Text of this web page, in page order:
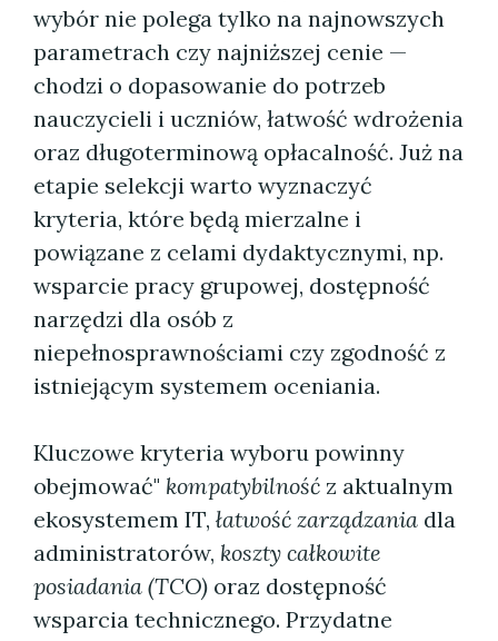
wybór nie polega tylko na najnowszych
parametrach czy najniższej cenie —
chodzi o dopasowanie do potrzeb
nauczycieli i uczniów, łatwość wdrożenia
oraz długoterminową opłacalność. Już na
etapie selekcji warto wyznaczyć
kryteria, które będą mierzalne i
powiązane z celami dydaktycznymi, np.
wsparcie pracy grupowej, dostępność
narzędzi dla osób z
niepełnosprawnościami czy zgodność z
istniejącym systemem oceniania.
Kluczowe kryteria wyboru powinny
obejmować" kompatybilność z aktualnym
ekosystemem IT, łatwość zarządzania dla
administratorów, koszty całkowite
posiadania (TCO) oraz dostępność
wsparcia technicznego. Przydatne